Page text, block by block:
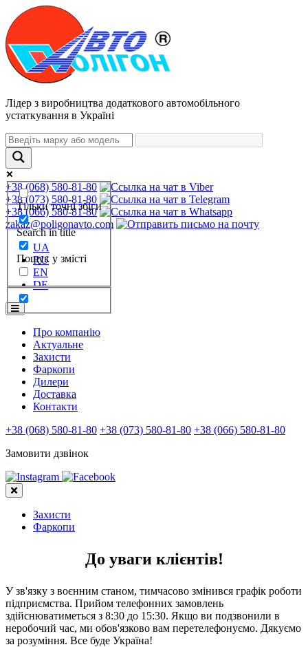
Лідер з виробництва додаткового автомобільного
устаткування в Україні
Тільки точні збіги
Search in title
Пошук у змісті
+38 (068) 580-81-80
+38 (073) 580-81-80
+38 (066) 580-81-80
zakaz@poligonavto.com
UA
RU
EN
DE
Про компанію
Актуальне
Захисти
Фаркопи
Дилери
Доставка
Контакти
+38 (068) 580-81-80 +38 (073) 580-81-80 +38 (066) 580-81-80
Замовити дзвінок
Захисти
Фаркопи
До уваги клієнтів!
У зв'язку з воєнним станом, тимчасово змінився графік роботи
підприємства. Прийом телефонних замовлень
здійснюватиметься з 8:30 до 15:30. Якщо ви подзвонили в
неробочий час, ми обов'язково вам перетелефонуємо. Дякуємо
за розуміння. Все буде Україна!